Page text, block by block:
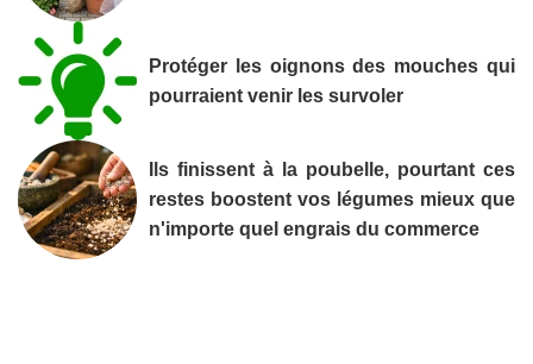
Protéger les oignons des mouches qui
pourraient venir les survoler
Ils finissent à la poubelle, pourtant ces
restes boostent vos légumes mieux que
n'importe quel engrais du commerce